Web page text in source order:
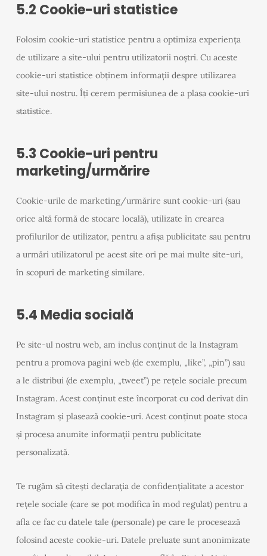
5.2 Cookie-uri statistice
Folosim cookie-uri statistice pentru a optimiza experiența
de utilizare a site-ului pentru utilizatorii noștri. Cu aceste
cookie-uri statistice obținem informații despre utilizarea
site-ului nostru. Îți cerem permisiunea de a plasa cookie-uri
statistice.
5.3 Cookie-uri pentru
marketing/urmărire
Cookie-urile de marketing/urmărire sunt cookie-uri (sau
orice altă formă de stocare locală), utilizate în crearea
profilurilor de utilizator, pentru a afișa publicitate sau pentru
a urmări utilizatorul pe acest site ori pe mai multe site-uri,
în scopuri de marketing similare.
5.4 Media socială
Pe site-ul nostru web, am inclus conținut de la Instagram
pentru a promova pagini web (de exemplu, „like”, „pin”) sau
a le distribui (de exemplu, „tweet”) pe rețele sociale precum
Instagram. Acest conținut este încorporat cu cod derivat din
Instagram și plasează cookie-uri. Acest conținut poate stoca
și procesa anumite informații pentru publicitate
personalizată.
Te rugăm să citești declarația de confidențialitate a acestor
rețele sociale (care se pot modifica în mod regulat) pentru a
afla ce fac cu datele tale (personale) pe care le procesează
folosind aceste cookie-uri. Datele preluate sunt anonimizate